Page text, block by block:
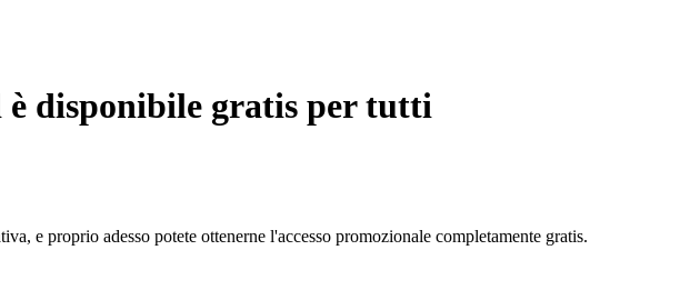
disponibile gratis per tutti
e proprio adesso potete ottenerne l'accesso promozionale completamente gratis.